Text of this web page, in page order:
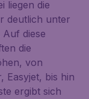
liegen die
deutlich unter
diese
die
von
Easyjet, bis hin
ergibt sich